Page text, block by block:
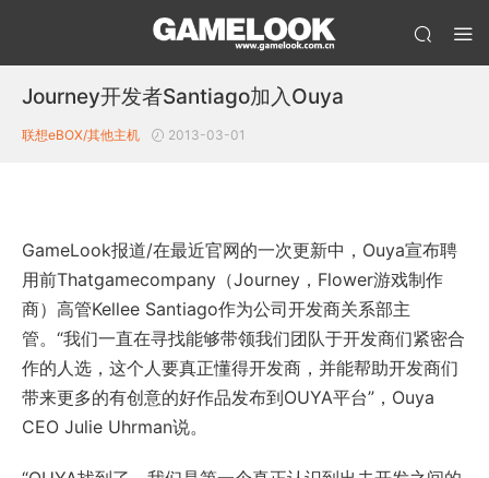
Journey开发者Santiago加入Ouya
联想eBOX/其他主机 2013-03-01
GameLook报道/在最近官网的一次更新中，Ouya宣布聘
用前Thatgamecompany（Journey，Flower游戏制作
商）高管Kellee Santiago作为公司开发商关系部主
管。“我们一直在寻找能够带领我们团队于开发商们紧密合
作的人选，这个人要真正懂得开发商，并能帮助开发商们
带来更多的有创意的好作品发布到OUYA平台”，Ouya
CEO Julie Uhrman说。